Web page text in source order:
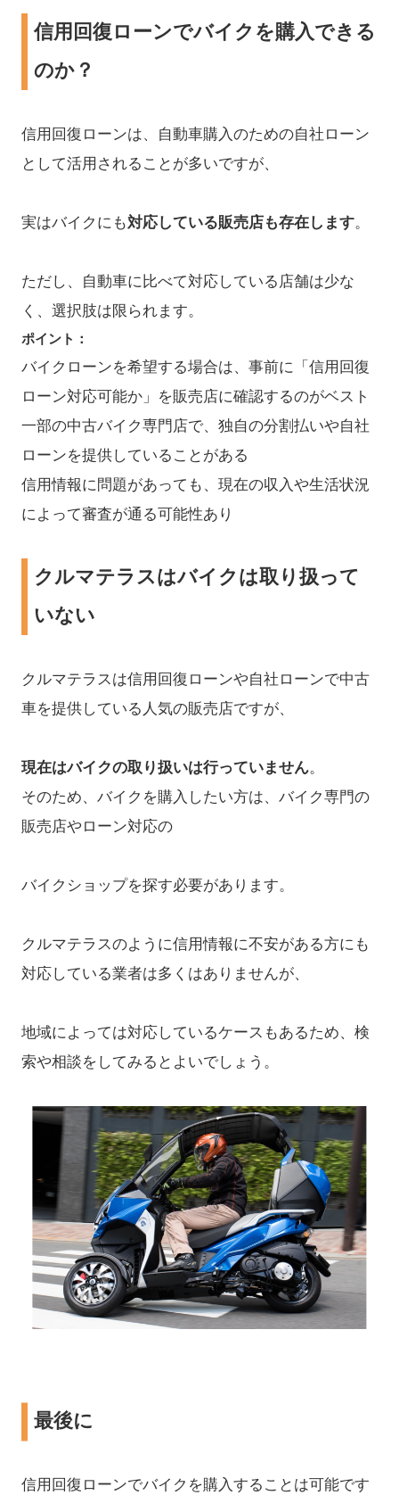
信用回復ローンでバイクを購入できる
のか？
信用回復ローンは、自動車購入のための自社ローン
として活用されることが多いですが、
実はバイクにも対応している販売店も存在します。
ただし、自動車に比べて対応している店舗は少な
く、選択肢は限られます。
ポイント：
バイクローンを希望する場合は、事前に「信用回復
ローン対応可能か」を販売店に確認するのがベスト
一部の中古バイク専門店で、独自の分割払いや自社
ローンを提供していることがある
信用情報に問題があっても、現在の収入や生活状況
によって審査が通る可能性あり
クルマテラスはバイクは取り扱って
いない
クルマテラスは信用回復ローンや自社ローンで中古
車を提供している人気の販売店ですが、
現在はバイクの取り扱いは行っていません。
そのため、バイクを購入したい方は、バイク専門の
販売店やローン対応の
バイクショップを探す必要があります。
クルマテラスのように信用情報に不安がある方にも
対応している業者は多くはありませんが、
地域によっては対応しているケースもあるため、検
索や相談をしてみるとよいでしょう。
最後に
信用回復ローンでバイクを購入することは可能です